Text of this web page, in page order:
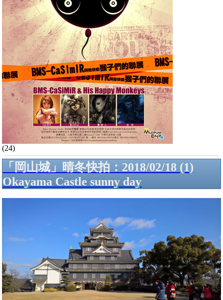
(24)
「岡山城」晴冬快拍：2018/02/18 (1)
Okayama Castle sunny day